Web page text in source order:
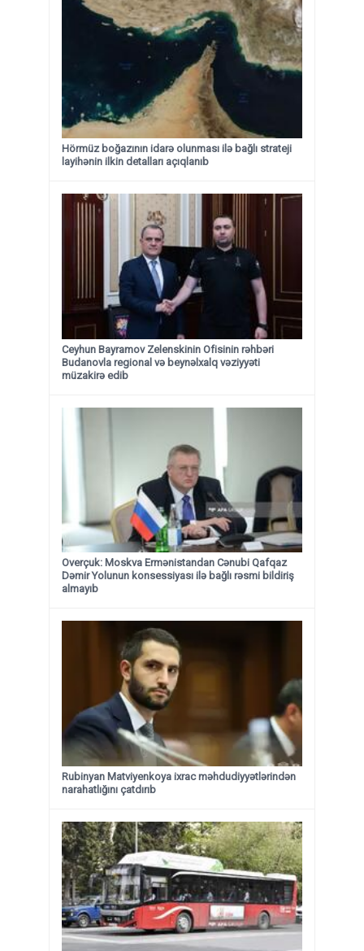
Hörmüz boğazının idarə olunması ilə bağlı strateji
layihənin ilkin detalları açıqlanıb
Ceyhun Bayramov Zelenskinin Ofisinin rəhbəri
Budanovla regional və beynəlxalq vəziyyəti
müzakirə edib
Overçuk: Moskva Ermənistandan Cənubi Qafqaz
Dəmir Yolunun konsessiyası ilə bağlı rəsmi bildiriş
almayıb
Rubinyan Matviyenkoya ixrac məhdudiyyətlərindən
narahatlığını çatdırıb